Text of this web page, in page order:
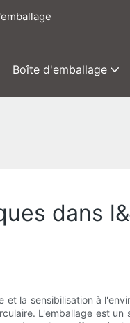
Boîte d'emballage
dans
la sensibilisation à
L'emballage est